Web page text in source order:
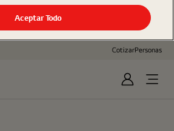
CotizarPersonas
IniciarOpen
Aceptar Todo